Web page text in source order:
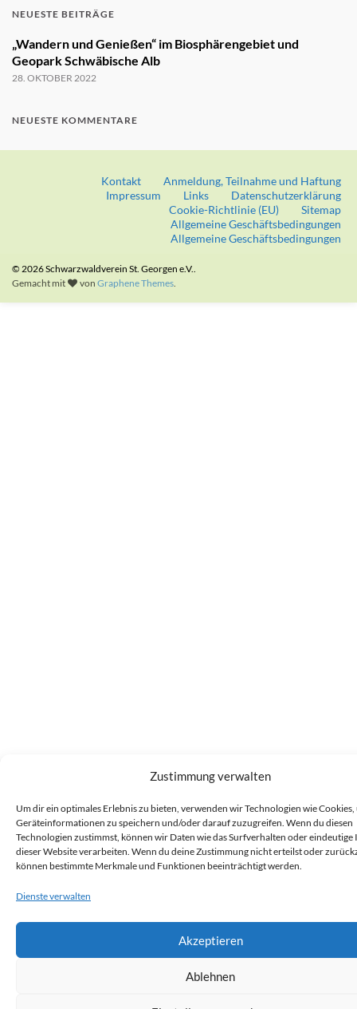
Zustimmung verwalten
Um dir ein optimales Erlebnis zu bieten, verwenden wir Technologien wie Cookies,
Geräteinformationen zu speichern und/oder darauf zuzugreifen. Wenn du diesen
Technologien zustimmst, können wir Daten wie das Surfverhalten oder eindeutige
dieser Website verarbeiten. Wenn du deine Zustimmung nicht erteilst oder
können bestimmte Merkmale und Funktionen beeinträchtigt werden.
Dienste verwalten
Akzeptieren
Ablehnen
NEUESTE BEITRÄGE
„Wandern und Genießen“ im Biosphärengebiet und
Geopark Schwäbische Alb
28. OKTOBER 2022
NEUESTE KOMMENTARE
Kontakt
Anmeldung, Teilnahme und Haftung
Impressum
Links
Datenschutzerklärung
Cookie-Richtlinie (EU)
Sitemap
Allgemeine Geschäftsbedingungen
Allgemeine Geschäftsbedingungen
© 2026 Schwarzwaldverein St. Georgen e.V..
Gemacht mit
vonGraphene Themes